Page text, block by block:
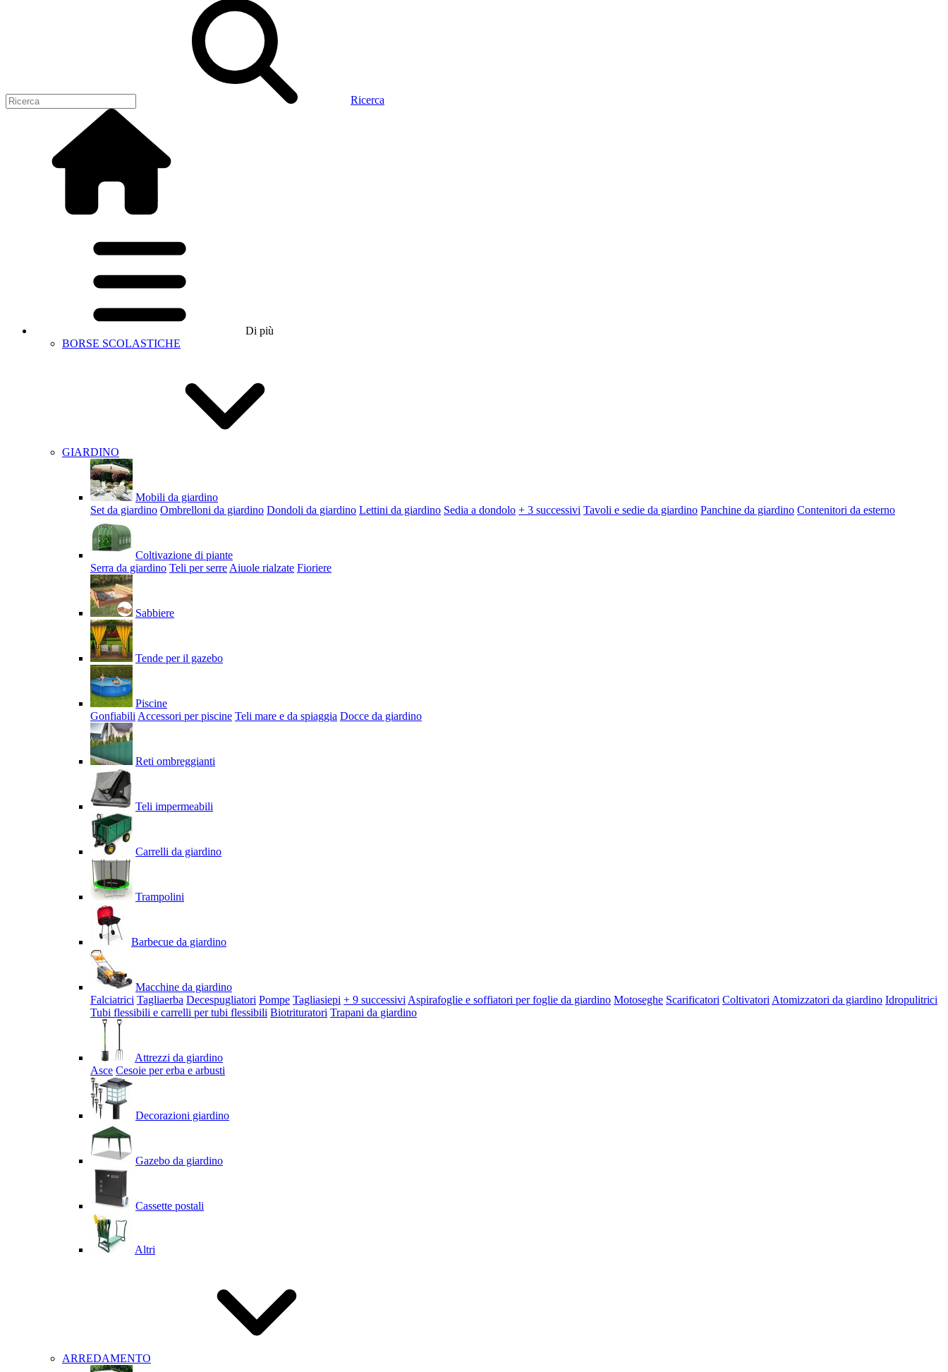
Ricerca
Di più
BORSE SCOLASTICHE
GIARDINO
Mobili da giardino
Set da giardino Ombrelloni da giardino Dondoli da giardino Lettini da giardino Sedia a dondolo + 3 successivi Tavoli e sedie da giardino Panchine da giardino Contenitori da esterno
Coltivazione di piante
Serra da giardino Teli per serre Aiuole rialzate Fioriere
Sabbiere
Tende per il gazebo
Piscine
Gonfiabili Accessori per piscine Teli mare e da spiaggia Docce da giardino
Reti ombreggianti
Teli impermeabili
Carrelli da giardino
Trampolini
Barbecue da giardino
Macchine da giardino
Falciatrici Tagliaerba Decespugliatori Pompe Tagliasiepi + 9 successivi Aspirafoglie e soffiatori per foglie da giardino Motoseghe Scarificatori Coltivatori Atomizzatori da giardino Idropulitrici
Tubi flessibili e carrelli per tubi flessibili Biotrituratori Trapani da giardino
Attrezzi da giardino
Asce Cesoie per erba e arbusti
Decorazioni giardino
Gazebo da giardino
Cassette postali
Altri
ARREDAMENTO